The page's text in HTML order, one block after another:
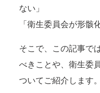
ない」
「衛生委員会が形骸
そこで、この記事で
べきことや、衛生委
ついてご紹介します。